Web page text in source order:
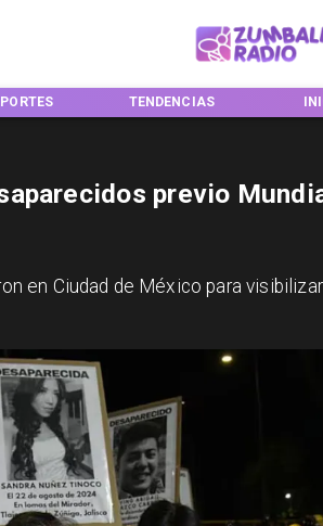
TENDENCIAS
previo
en Ciudad de México para